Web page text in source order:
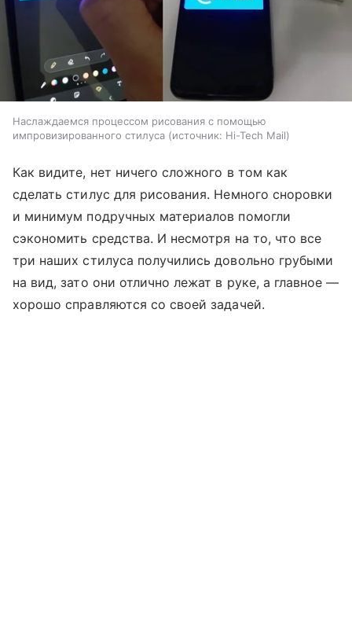
Наслаждаемся процессом рисования с помощью
импровизированного стилуса
источник: Hi-Tech Mail
Как видите, нет ничего сложного в том как
сделать стилус для рисования. Немного сноровки
и минимум подручных материалов помогли
сэкономить средства. И несмотря на то, что все
три наших стилуса получились довольно грубыми
на вид, зато они отлично лежат в руке, а главное —
хорошо справляются со своей задачей.